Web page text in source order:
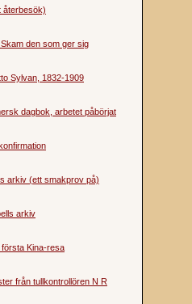
återbesök)
den som ger sig
Sylvan, 1832-1909
dagbok, arbetet påbörjat
arkiv (ett smakprov på)
arkiv
Kina-resa
från tullkontrollören N R